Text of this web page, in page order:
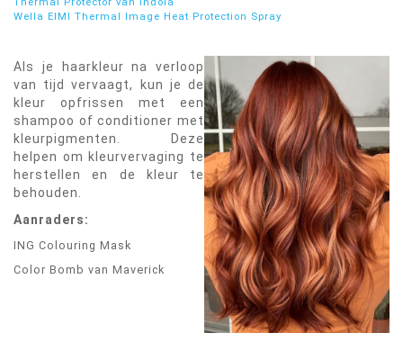
Wella EIMI Thermal Image Heat Protection Spray
Als je haarkleur na verloop
van tijd vervaagt, kun je de
kleur opfrissen met een
shampoo of conditioner met
kleurpigmenten. Deze
helpen om kleurvervaging te
herstellen en de kleur te
behouden.
Aanraders:
ING Colouring Mask
Color Bomb van Maverick